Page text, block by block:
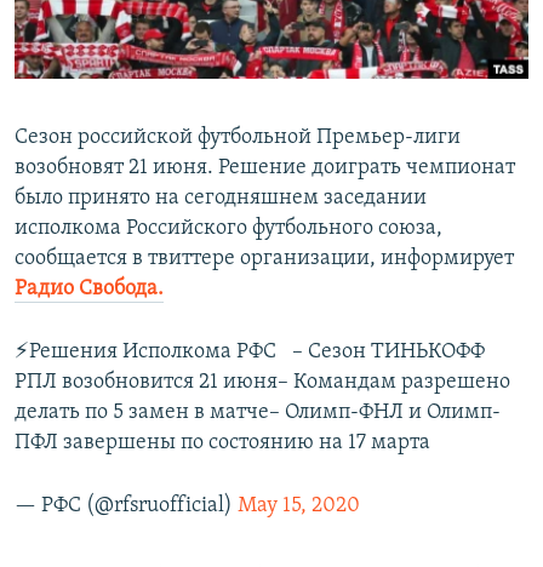
ПОБЕДИТЕЛЕЙ НЕ СУДЯТ?
КРЫМ.НЕПОКОРЕННЫЙ
УКРАИНСКАЯ ПРОБЛЕМА КРЫМА
ПРИСОЕДИНЯЙТЕСЬ!
Сезон российской футбольной Премьер-лиги
возобновят 21 июня. Решение доиграть чемпионат
было принято на сегодняшнем заседании
исполкома Российского футбольного союза,
сообщается в твиттере организации, информирует
Радио Свобода.
⚡️Решения Исполкома РФС⠀– Сезон ТИНЬКОФФ
РПЛ возобновится 21 июня– Командам разрешено
делать по 5 замен в матче– Олимп-ФНЛ и Олимп-
ПФЛ завершены по состоянию на 17 марта
— РФС (@rfsruofficial) May 15, 2020